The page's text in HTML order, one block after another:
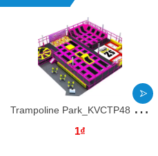
T
rampoline Park_KVCTP48 Dochoikinhbac _ Khu Vui Chơi Sàn Nhún Hấp Dẫn Cho Mọi Lứa Tuổi
1₫